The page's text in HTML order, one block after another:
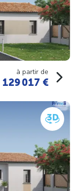
à partir de
129 017 €